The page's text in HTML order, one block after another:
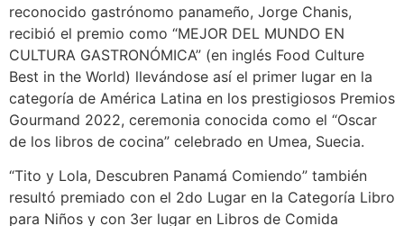
reconocido gastrónomo panameño, Jorge Chanis,
recibió el premio como “MEJOR DEL MUNDO EN
CULTURA GASTRONÓMICA” (en inglés Food Culture
Best in the World) llevándose así el primer lugar en la
categoría de América Latina en los prestigiosos Premios
Gourmand 2022, ceremonia conocida como el “Oscar
de los libros de cocina” celebrado en Umea, Suecia.
“Tito y Lola, Descubren Panamá Comiendo” también
resultó premiado con el 2do Lugar en la Categoría Libro
para Niños y con 3er lugar en Libros de Comida